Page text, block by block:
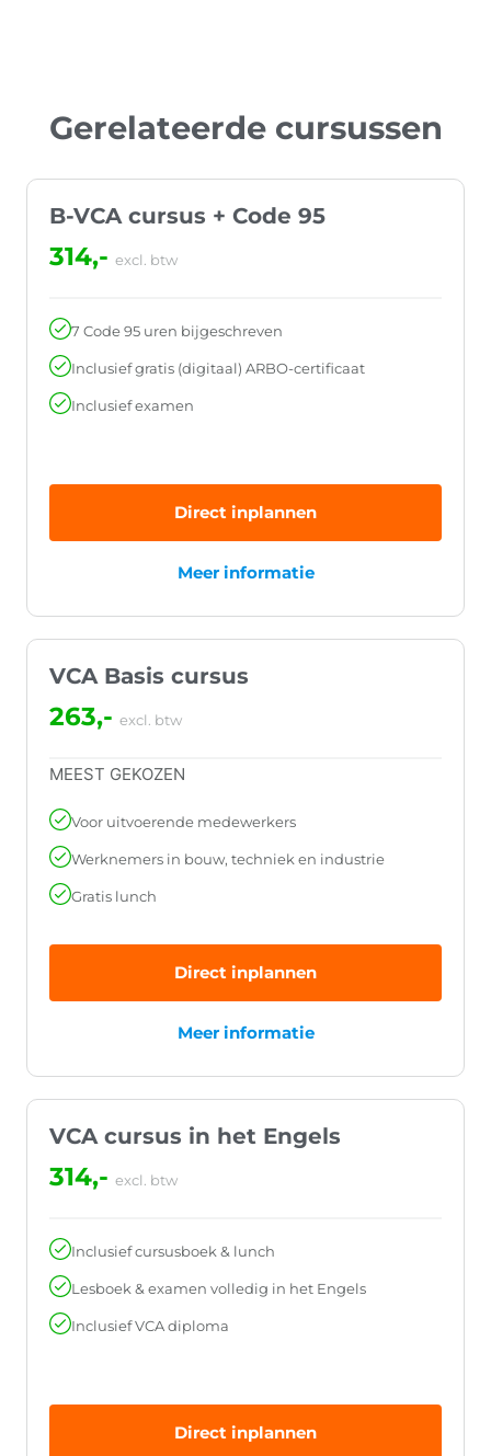
Gerelateerde cursussen
B-VCA cursus + Code 95
314,- excl. btw
7 Code 95 uren bijgeschreven
Inclusief gratis (digitaal) ARBO-certificaat
Inclusief examen
Direct inplannen
Meer informatie
VCA Basis cursus
263,- excl. btw
MEEST GEKOZEN
Voor uitvoerende medewerkers
Werknemers in bouw, techniek en industrie
Gratis lunch
Direct inplannen
Meer informatie
VCA cursus in het Engels
314,- excl. btw
Inclusief cursusboek & lunch
Lesboek & examen volledig in het Engels
Inclusief VCA diploma
Direct inplannen